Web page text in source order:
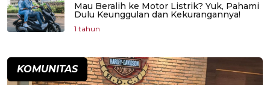
Mau Beralih ke Motor Listrik? Yuk, Pahami
Dulu Keunggulan dan Kekurangannya!
1 tahun
KOMUNITAS